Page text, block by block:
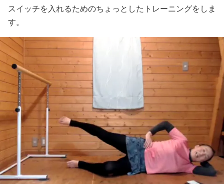
スイッチを入れるためのちょっとしたトレーニングをしま
す。